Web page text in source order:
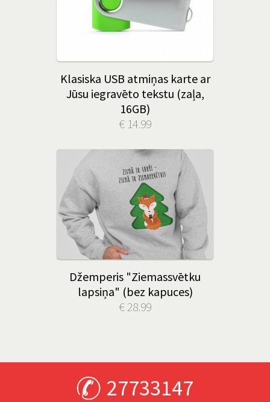
Klasiska USB atmiņas karte ar
Jūsu iegravēto tekstu (zaļa,
16GB)
€ 14.99
Džemperis "Ziemassvētku
lapsiņa" (bez kapuces)
€ 28.99
27733147